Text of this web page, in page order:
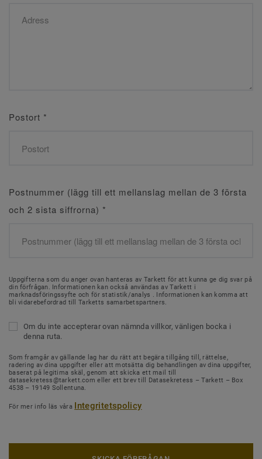
Postort *
Postnummer (lägg till ett mellanslag mellan de 3 första
och 2 sista siffrorna) *
Uppgifterna som du anger ovan hanteras av Tarkett för att kunna ge dig svar på
din förfrågan. Informationen kan också användas av Tarkett i
marknadsföringssyfte och för statistik/analys . Informationen kan komma att
bli vidarebefordrad till Tarketts samarbetspartners.
Om du inte accepterar ovan nämnda villkor, vänligen bocka i
denna ruta.
Som framgår av gällande lag har du rätt att begära tillgång till, rättelse,
radering av dina uppgifter eller att motsätta dig behandlingen av dina uppgifter,
baserat på legitima skäl, genom att skicka ett mail till
datasekretess@tarkett.com eller ett brev till Datasekretess – Tarkett – Box
4538 – 19149 Sollentuna.
För mer info läs våra Integritetspolicy